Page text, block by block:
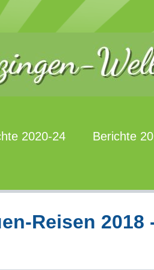
2020-24 Berichte
Reisen 2018